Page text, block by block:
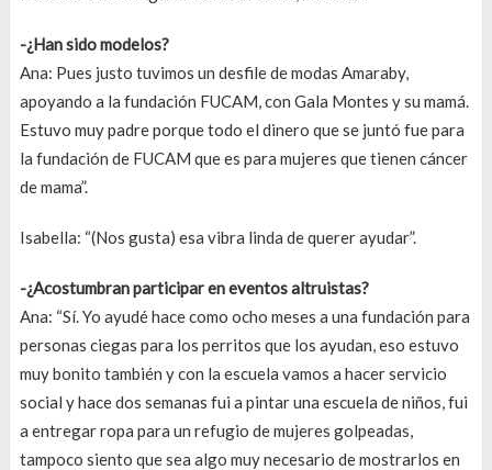
-¿Han sido modelos?
Ana: Pues justo tuvimos un desfile de modas Amaraby,
apoyando a la fundación FUCAM, con Gala Montes y su mamá.
Estuvo muy padre porque todo el dinero que se juntó fue para
la fundación de FUCAM que es para mujeres que tienen cáncer
de mama”.
Isabella: “(Nos gusta) esa vibra linda de querer ayudar”.
-¿Acostumbran participar en eventos altruistas?
Ana: “Sí. Yo ayudé hace como ocho meses a una fundación para
personas ciegas para los perritos que los ayudan, eso estuvo
muy bonito también y con la escuela vamos a hacer servicio
social y hace dos semanas fui a pintar una escuela de niños, fui
a entregar ropa para un refugio de mujeres golpeadas,
tampoco siento que sea algo muy necesario de mostrarlos en